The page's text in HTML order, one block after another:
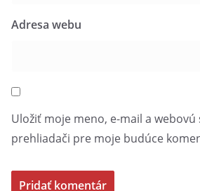
Adresa webu
Uložiť moje meno, e-mail a
prehliadači pre moje budúce